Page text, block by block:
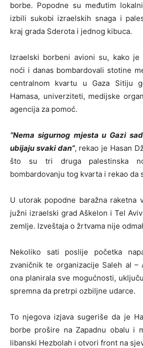
borbe. Popodne su međutim
izbili sukobi izraelskih snaga i
kraj grada Sderota i jednog kibuca.
Izraelski borbeni avioni su, kako je
noći i danas bombardovali stotine
centralnom kvartu u Gaza Sitiju
Hamasa, univerziteti, medijske
agencija za pomoć.
“Nema sigurnog mjesta u Gazi
ubijaju svaki dan”, rekao je Hasan
što su tri druga palestinska
bombardovanju tog kvarta i rekao da
U utorak popodne baražna raketna
južni izraelski grad Aškelon i Tel
zemlje. Izveštaja o žrtvama nije
Nekoliko sati poslije početka
zvaničnik te organizacije Saleh al
ona planirala sve mogućnosti,
spremna da pretrpi ozbiljne udarce.
To njegova izjava sugeriše da je
borbe prošire na Zapadnu obalu i
libanski Hezbolah i otvori front na